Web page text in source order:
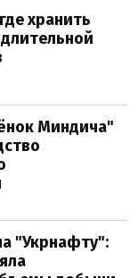
хранить
Миндича"
"Укрнафту":